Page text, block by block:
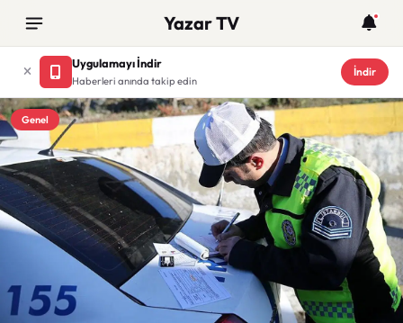
Yazar TV
Uygulamayı İndir
Haberleri anında takip edin
İndir
Genel